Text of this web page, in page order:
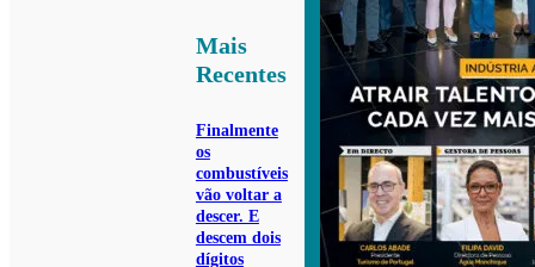
Mais
Recentes
Finalmente
os
combustíveis
vão voltar a
descer. E
descem dois
dígitos